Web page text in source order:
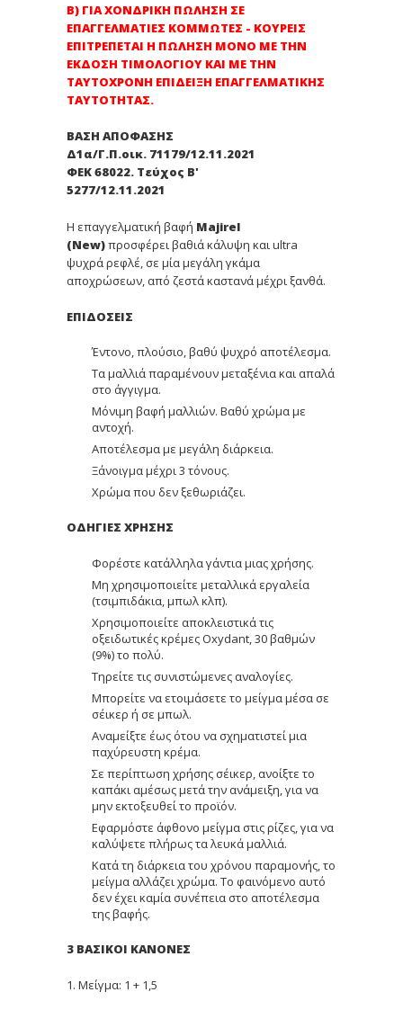
Β) ΓΙΑ ΧΟΝΔΡΙΚΗ ΠΩΛΗΣΗ ΣΕ
ΕΠΑΓΓΕΛΜΑΤΙΕΣ ΚΟΜΜΩΤΕΣ - ΚΟΥΡΕΙΣ
ΕΠΙΤΡΕΠΕΤΑΙ Η ΠΩΛΗΣΗ ΜΟΝΟ ΜΕ ΤΗΝ
ΕΚΔΟΣΗ ΤΙΜΟΛΟΓΙΟΥ ΚΑΙ ΜΕ ΤΗΝ
ΤΑΥΤΟΧΡΟΝΗ ΕΠΙΔΕΙΞΗ ΕΠΑΓΓΕΛΜΑΤΙΚΗΣ
ΤΑΥΤΟΤΗΤΑΣ.
ΒΑΣΗ ΑΠΟΦΑΣΗΣ
Δ1α/Γ.Π.οικ. 71179/12.11.2021
ΦΕΚ 68022. Τεύχος Β'
5277/12.11.2021
Η επαγγελματική βαφή Majirel
(New)προσφέρει βαθιά κάλυψη και ultra
ψυχρά ρεφλέ, σε μία μεγάλη γκάμα
αποχρώσεων, από ζεστά καστανά μέχρι ξανθά.
ΕΠΙΔΟΣΕΙΣ
Έντονο, πλούσιο, βαθύ ψυχρό αποτέλεσμα.
Τα μαλλιά παραμένουν μεταξένια και απαλά
στο άγγιγμα.
Μόνιμη βαφή μαλλιών. Βαθύ χρώμα με
αντοχή.
Αποτέλεσμα με μεγάλη διάρκεια.
Ξάνοιγμα μέχρι 3 τόνους.
Χρώμα που δεν ξεθωριάζει.
ΟΔΗΓΙΕΣ ΧΡΗΣΗΣ
Φορέστε κατάλληλα γάντια μιας χρήσης.
Μη χρησιμοποιείτε μεταλλικά εργαλεία
(τσιμπιδάκια, μπωλ κλπ).
Χρησιμοποιείτε αποκλειστικά τις
οξειδωτικές κρέμες Oxydant, 30 βαθμών
(9%) το πολύ.
Τηρείτε τις συνιστώμενες αναλογίες.
Μπορείτε να ετοιμάσετε το μείγμα μέσα σε
σέικερ ή σε μπωλ.
Αναμείξτε έως ότου να σχηματιστεί μια
παχύρευστη κρέμα.
Σε περίπτωση χρήσης σέικερ, ανοίξτε το
καπάκι αμέσως μετά την ανάμειξη, για να
μην εκτοξευθεί το προϊόν.
Εφαρμόστε άφθονο μείγμα στις ρίζες, για να
καλύψετε πλήρως τα λευκά μαλλιά.
Κατά τη διάρκεια του χρόνου παραμονής, το
μείγμα αλλάζει χρώμα. Το φαινόμενο αυτό
δεν έχει καμία συνέπεια στο αποτέλεσμα
της βαφής.
3 ΒΑΣΙΚΟΙ ΚΑΝΟΝΕΣ
1. Μείγμα: 1 + 1,5